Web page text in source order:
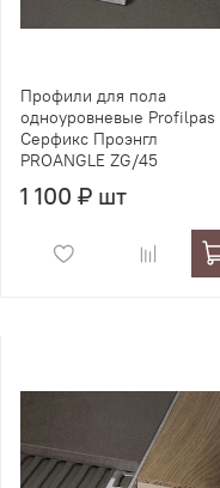
Профили для пола
одноуровневые Profilpas
Серфикс Проэнгл
PROANGLE ZG/45
1 100 ₽ шт